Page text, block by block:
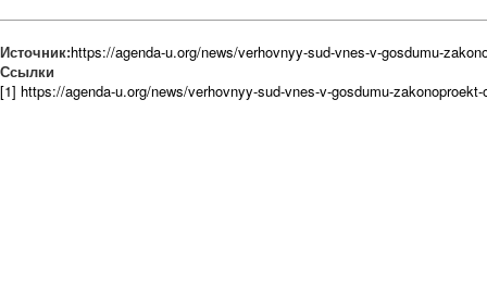
Источник:https://agenda-u.org/news/verhovnyy-sud-vnes-v-gosdumu-
Ссылки
[1] https://agenda-u.org/news/verhovnyy-sud-vnes-v-gosdumu-